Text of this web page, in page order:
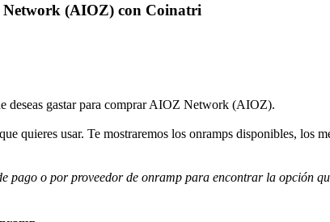
(AIOZ) con Coinatri
deseas gastar para comprar AIOZ Network (AIOZ).
quieres usar. Te mostraremos los onramps disponibles,
pago o por proveedor de onramp para encontrar la opción